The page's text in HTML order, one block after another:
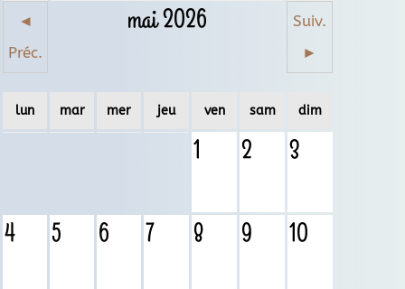
◄
Préc.
mai 2026
Suiv.
►
lun mar mer jeu ven sam dim
1 2 3
4 5 6 7 8 9 10